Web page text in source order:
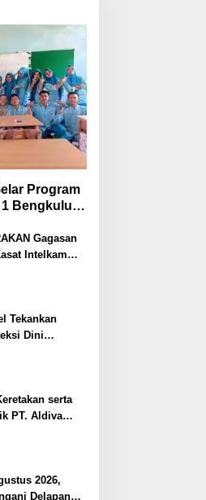
Program
1 Bengkulu
Gagasan
Intelkam
Tekankan
Dini
serta
PT. Aldiva
2026,
Delapan